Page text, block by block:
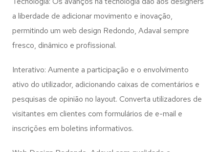
a liberdade de adicionar movimento e inovação,
permitindo um web design Redondo, Adaval sempre
fresco, dinâmico e profissional.
Interativo: Aumente a participação e o envolvimento
ativo do utilizador, adicionando caixas de comentários e
pesquisas de opinião no layout. Converta utilizadores de
visitantes em clientes com formulários de e-mail e
inscrições em boletins informativos.